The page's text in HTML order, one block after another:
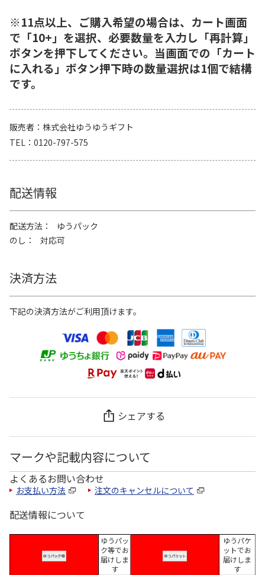
※11点以上、ご購入希望の場合は、カート画面
で「10+」を選択、必要数量を入力し「再計算」
ボタンを押下してください。当画面での「カート
に入れる」ボタン押下時の数量選択は1個で結構
です。
販売者
株式会社ゆうゆうギフト
TEL
0120-797-575
配送情報
配送方法
ゆうパック
のし
対応可
決済方法
下記の決済方法がご利用頂けます。
シェアする
マークや記載内容について
よくあるお問い合わせ
お支払い方法 注文のキャンセルについて
配送情報について
ゆうパッ
ク等でお
届けしま
す
ゆうパケ
ットでお
届けしま
す